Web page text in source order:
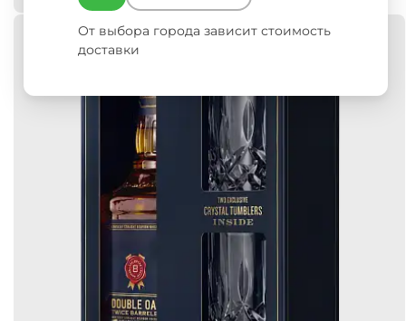
От выбора города зависит стоимость
доставки